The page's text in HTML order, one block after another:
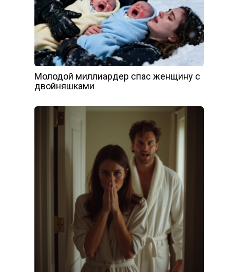
Молодой миллиардер спас женщину с
двойняшками